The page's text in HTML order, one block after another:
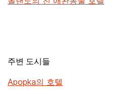
주변 도시들
Apopka의 호텔